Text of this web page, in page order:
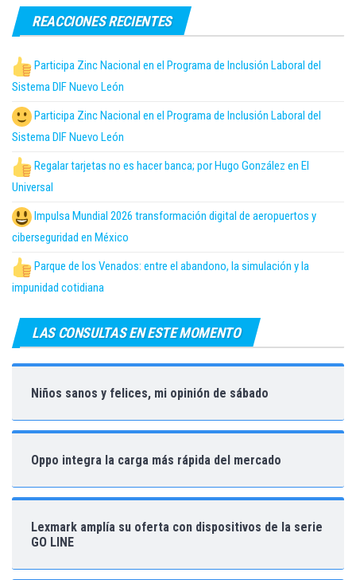
REACCIONES RECIENTES
Participa Zinc Nacional en el Programa de Inclusión Laboral del
Sistema DIF Nuevo León
Participa Zinc Nacional en el Programa de Inclusión Laboral del
Sistema DIF Nuevo León
Regalar tarjetas no es hacer banca; por Hugo González en El
Universal
Impulsa Mundial 2026 transformación digital de aeropuertos y
ciberseguridad en México
Parque de los Venados: entre el abandono, la simulación y la
impunidad cotidiana
LAS CONSULTAS EN ESTE MOMENTO
Niños sanos y felices, mi opinión de sábado
Oppo integra la carga más rápida del mercado
Lexmark amplía su oferta con dispositivos de la serie
GO LINE